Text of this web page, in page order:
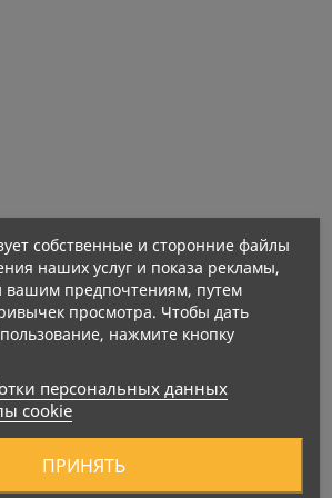
организм во время диеты.
собственные и сторонние файлы
наших услуг и показа рекламы,
вашим предпочтениям, путем
просмотра. Чтобы дать
нажмите кнопку
персональных данных
cookie
ПРИНЯТЬ